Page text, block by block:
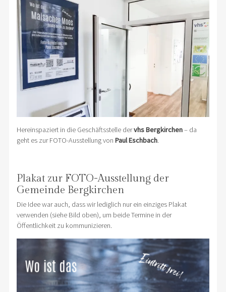
Hereinspaziert in die Geschäftsstelle dervhs Bergkirchen– da
geht es zur FOTO-Ausstellung von Paul Eschbach.
Plakat zur FOTO-Ausstellung der
Gemeinde Bergkirchen
Die Idee war auch, dass wir lediglich nur ein einziges Plakat
verwenden (siehe Bild oben), um beide Termine in der
Öffentlichkeit zu kommunizieren.